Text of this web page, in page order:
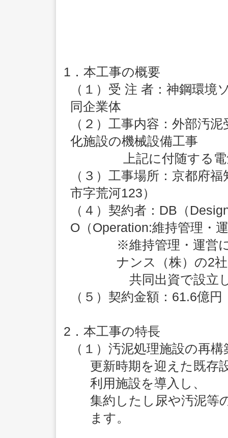
1．本工事の概要
（１）受 注 者：神鋼環
同企業体
（２）工事内容：外部汚
化施設の機械設備工事
上記に付随する
（３）工事場所：京都府
市字荒河123）
（４）契約者：DB（
O（Operation:維持管理・
※維持管理・運営
ナンス（株）の2
共同出資で設立
（５）契約金額：61.6億円
2．本工事の特長
（１）汚泥処理施設の再構
更新時期を迎えた既存
利用施設を導入し、
集約したし尿や汚泥等
ます。